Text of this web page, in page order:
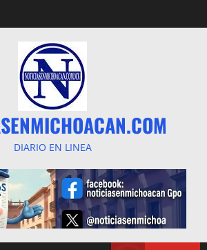
DIARIO EN LINEA